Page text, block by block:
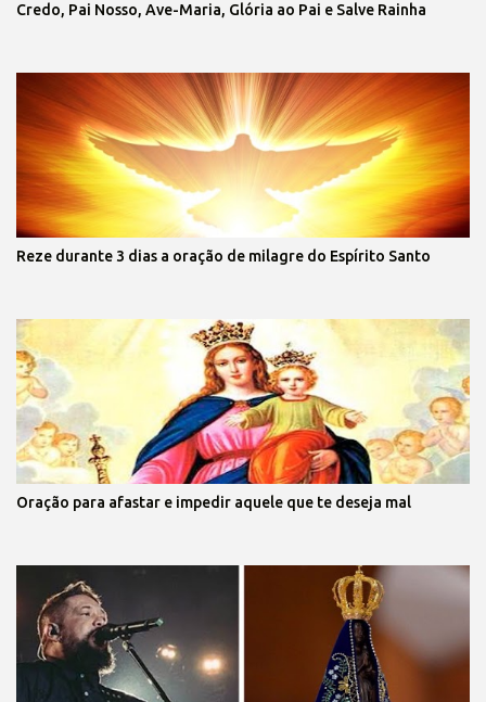
Credo, Pai Nosso, Ave-Maria, Glória ao Pai e Salve Rainha
Reze durante 3 dias a oração de milagre do Espírito Santo
Oração para afastar e impedir aquele que te deseja mal